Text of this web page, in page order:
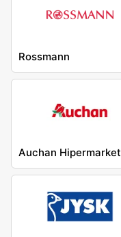
Rossmann
Auchan Hipermarket